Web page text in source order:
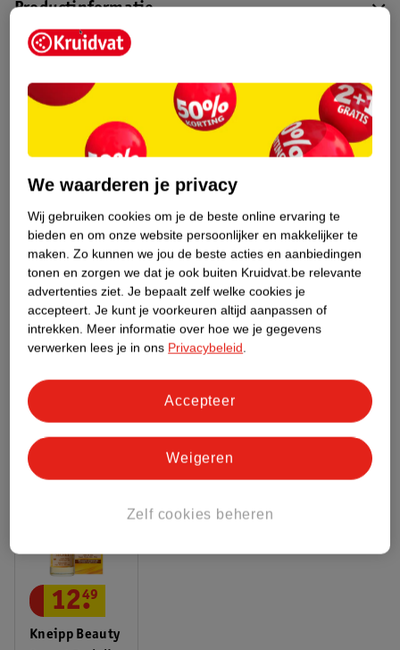
Productinformatie
Dit product heeft (nog) geen Nature
Impact Score.
Meer informatie
Bestel & Bezorginformatie
Bekijk ook
Kruidvat Alle Bodyolie
Hoe controleren wij de reviews?
ANDEREN KOCHTEN OOK
Kneipp Beauty
12.
49
We waarderen je privacy
Wij gebruiken cookies om je de beste online ervaring te
bieden en om onze website persoonlijker en makkelijker te
maken. Zo kunnen we jou de beste acties en aanbiedingen
tonen en zorgen we dat je ook buiten Kruidvat.be relevante
advertenties ziet. Je bepaalt zelf welke cookies je
accepteert. Je kunt je voorkeuren altijd aanpassen of
intrekken. Meer informatie over hoe we je gegevens
verwerken lees je in ons Privacybeleid.
Zelf cookies beheren
Weigeren
Accepteer